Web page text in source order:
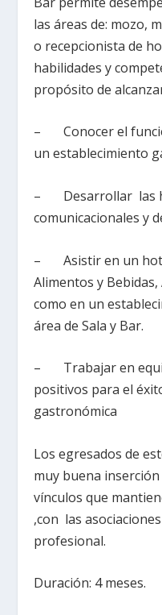
las áreas de: mozo,
o recepcionista de
habilidades y
propósito de
– Conocer el
un establecimiento
– Desarrollar las
comunicacionales y
– Asistir en un
Alimentos y Bebidas,
como en un
área de Sala y Bar.
– Trabajar en
positivos para el
gastronómica
Los egresados de
muy buena
vínculos que
,con las
profesional.
Duración: 4 meses.